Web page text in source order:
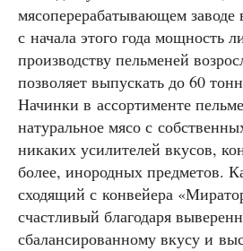
мясоперерабатывающем заводе
с начала этого года мощность
производству пельменей
позволяет выпускать до 60
Начинки в ассортименте
натуральное мясо с
никаких усилителей вкусов,
более, инородных предметов.
сходящий с конвейера
счастливый благодаря
сбалансированному вкусу и